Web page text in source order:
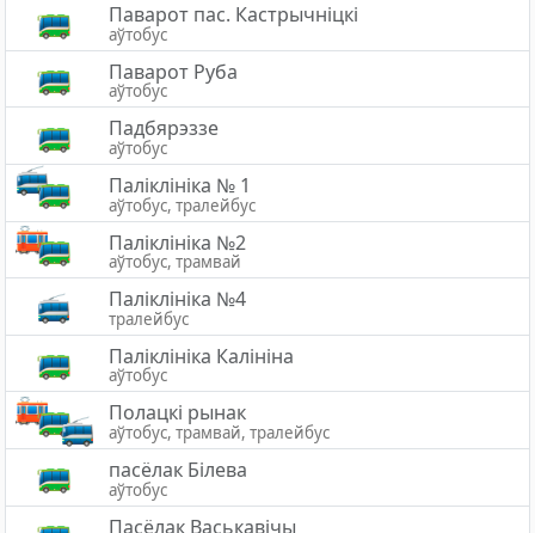
Паварот пас. Кастрычніцкі
аўтобус
Паварот Руба
аўтобус
Падбярэззе
аўтобус
Паліклініка № 1
аўтобус, тралейбус
Паліклініка №2
аўтобус, трамвай
Паліклініка №4
тралейбус
Паліклініка Калініна
аўтобус
Полацкі рынак
аўтобус, трамвай, тралейбус
пасёлак Білева
аўтобус
Пасёлак Васькавічы